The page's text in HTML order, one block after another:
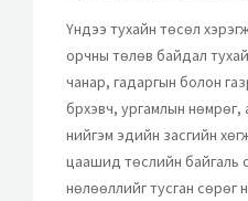
Үүндээ тухайн төсөл
орчны төлөв байдал
чанар, гадаргын болон
бүрхэвч, ургамлын нөмрөг,
нийгэм эдийн засгийн
цаашид төслийн байгаль
нөлөөллийг тусган сөрөг